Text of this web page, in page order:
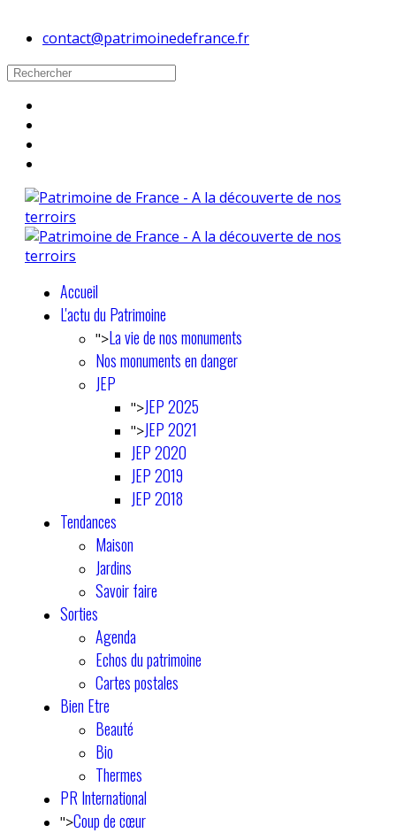
contact@patrimoinedefrance.fr
Accueil
L'actu du Patrimoine
">La vie de nos monuments
Nos monuments en danger
JEP
">JEP 2025
">JEP 2021
JEP 2020
JEP 2019
JEP 2018
Tendances
Maison
Jardins
Savoir faire
Sorties
Agenda
Echos du patrimoine
Cartes postales
Bien Etre
Beauté
Bio
Thermes
PR International
">Coup de cœur